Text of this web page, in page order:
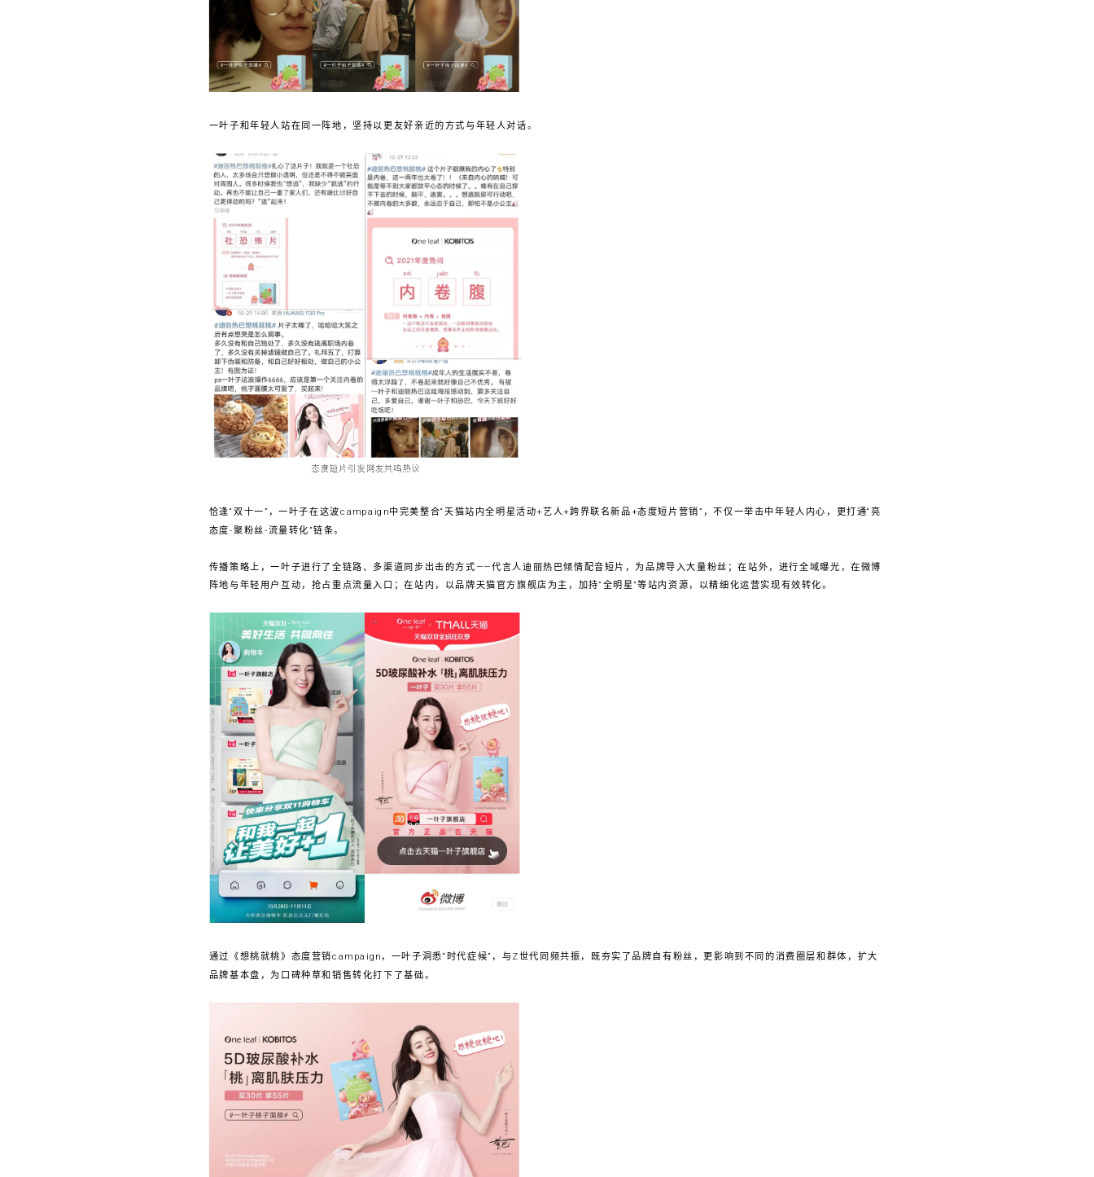
一叶子和年轻人站在同一阵地，坚持以更友好亲近的方式与年轻人对话。
恰逢“双十一”，一叶子在这波campaign中完美整合“天猫站内全明星活动+艺人+跨界联名新品+态度短片营销”，不仅一举击中年轻人内心，更打通“亮
态度-聚粉丝-流量转化”链条。
传播策略上，一叶子进行了全链路、多渠道同步出击的方式——代言人迪丽热巴倾情配音短片，为品牌导入大量粉丝；在站外，进行全域曝光，在微博
阵地与年轻用户互动，抢占重点流量入口；在站内，以品牌天猫官方旗舰店为主，加持“全明星”等站内资源，以精细化运营实现有效转化。
通过《想桃就桃》态度营销campaign，一叶子洞悉“时代症候”，与Z世代同频共振，既夯实了品牌自有粉丝，更影响到不同的消费圈层和群体，扩大
品牌基本盘，为口碑种草和销售转化打下了基础。